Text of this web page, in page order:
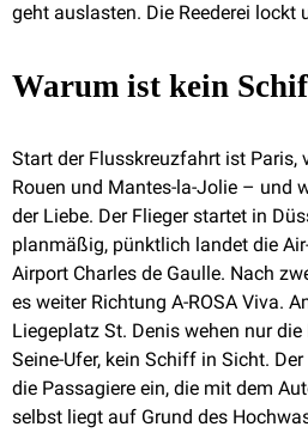
geht auslasten. Die Reederei lockt
Warum ist kein
Start der Flusskreuzfahrt ist Paris,
Rouen und Mantes-la-Jolie – und
der Liebe. Der Flieger startet in
planmäßig, pünktlich landet die
Airport Charles de Gaulle. Nach
es weiter Richtung A-ROSA Viva.
Liegeplatz St. Denis wehen nur die
Seine-Ufer, kein Schiff in Sicht.
die Passagiere ein, die mit dem
selbst liegt auf Grund des